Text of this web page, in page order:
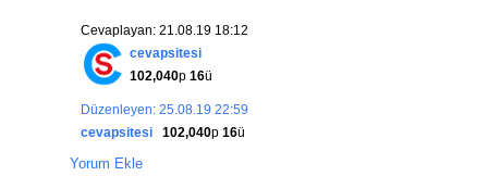
Cevaplayan: 21.08.19 18:12
cevapsitesi
102,040p 16ü
Düzenleyen: 25.08.19 22:59
cevapsitesi
102,040p 16ü
Yorum Ekle